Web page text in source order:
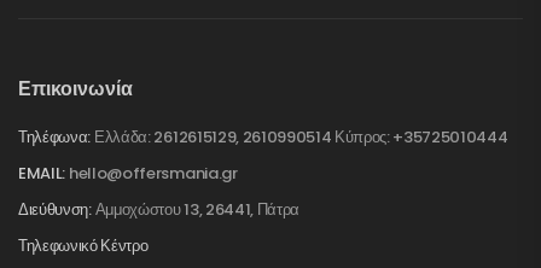
Επικοινωνία
Τηλέφωνα: Ελλάδα: 2612615129, 2610990514 Κύπρος: +35725010444
EMAIL: hello@offersmania.gr
Διεύθυνση:Αμμοχώστου 13, 26441, Πάτρα
Τηλεφωνικό Κέντρο